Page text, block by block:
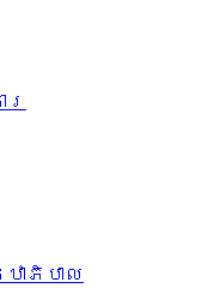
រ
ាភិបាល